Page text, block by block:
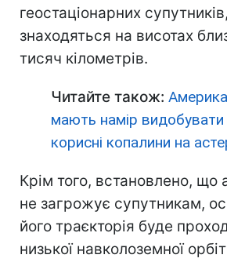
геостаціонарних
знаходяться на висотах
тисяч кілометрів.
Читайте також:
мають намір видобувати
корисні копалини на
Крім того, встановлено, що
не загрожує супутникам,
його траєкторія буде
низької навколоземної